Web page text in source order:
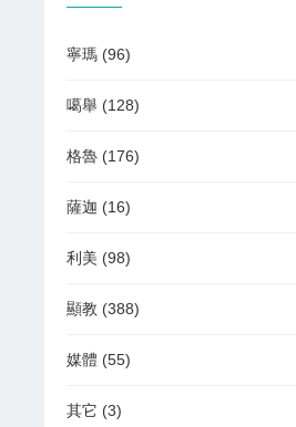
寧瑪 (96)
噶舉 (128)
格魯 (176)
薩迦 (16)
利美 (98)
顯教 (388)
媒體 (55)
其它 (3)